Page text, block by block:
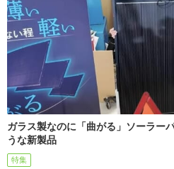
ガラス製なのに「曲がる」ソーラー
うな新製品
特集